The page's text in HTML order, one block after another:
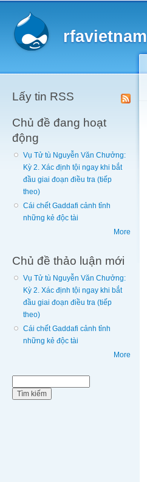
rfavietnam
Lấy tin RSS
Chủ đề đang hoạt
động
Vụ Tử tù Nguyễn Văn Chưởng:
Kỳ 2. Xác định tội ngay khi bắt
đầu giai đoạn điều tra (tiếp
theo)
Cái chết Gaddafi cảnh tỉnh
những kẻ độc tài
More
Chủ đề thảo luận mới
Vụ Tử tù Nguyễn Văn Chưởng:
Kỳ 2. Xác định tội ngay khi bắt
đầu giai đoạn điều tra (tiếp
theo)
Cái chết Gaddafi cảnh tỉnh
những kẻ độc tài
More